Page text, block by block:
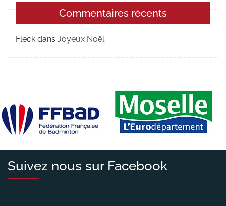
Commentaires récents
Fleck dans Joyeux Noël
Suivez nous sur Facebook